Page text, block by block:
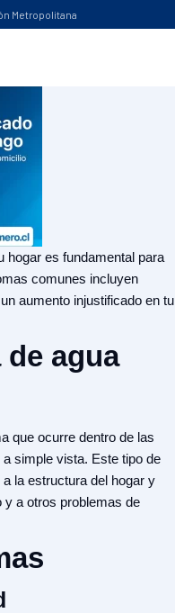
Metropolitana
hogar es fundamental para
comunes incluyen
aumento injustificado en tu
de agua
que ocurre dentro de las
simple vista. Este tipo de
la estructura del hogar y
y a otros problemas de